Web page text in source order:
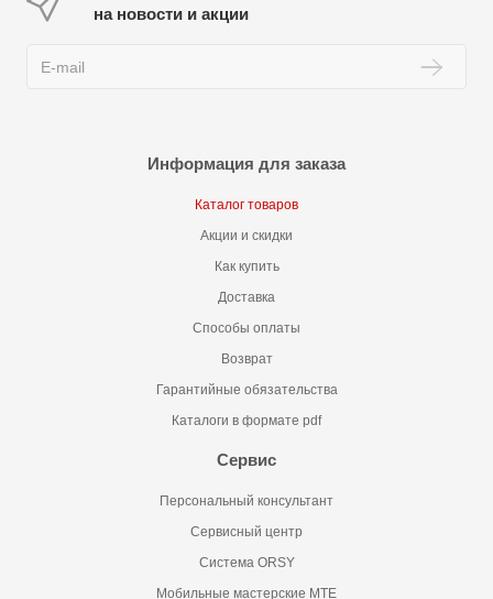
на новости и акции
Информация для заказа
Каталог товаров
Акции и скидки
Как купить
Доставка
Способы оплаты
Возврат
Гарантийные обязательства
Каталоги в формате pdf
Сервис
Персональный консультант
Сервисный центр
Система ORSY
Мобильные мастерские MTE